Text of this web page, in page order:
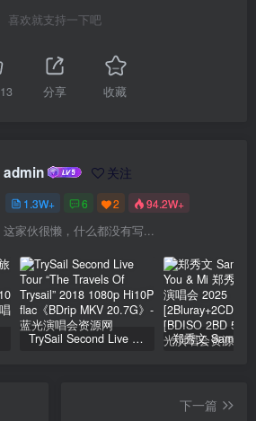
喜欢就支持一下吧
13 分享 收藏
admin 关注
1.3W+ 6 2 94.2W+
这家伙很懒，什么都没有写...
TrySail Second Live Tour “The Travels Of Trysail” 2018 1080p Hi10P flac《BDrip MKV 20.7G》
下一篇